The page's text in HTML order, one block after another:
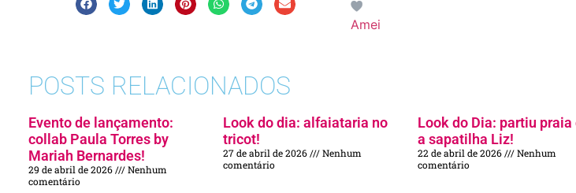
Amei
POSTS RELACIONADOS
Evento de lançamento:
collab Paula Torres by
Mariah Bernardes!
29 de abril de 2026
Nenhum
comentário
Look do dia: alfaiataria no
tricot!
27 de abril de 2026
Nenhum
comentário
Look do Dia: partiu praia
a sapatilha Liz!
22 de abril de 2026
Nenhum
comentário